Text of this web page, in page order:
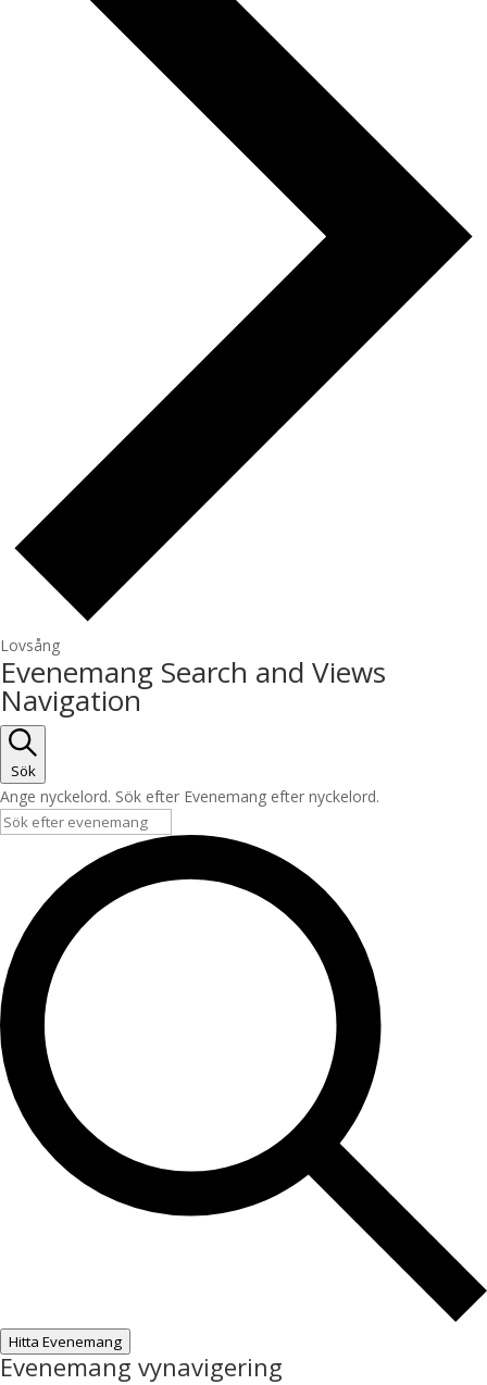
Lovsång
Evenemang
Evenemang Search and Views
Navigation
Sök
Ange nyckelord. Sök efter Evenemang efter nyckelord.
Hitta Evenemang
Evenemang vynavigering